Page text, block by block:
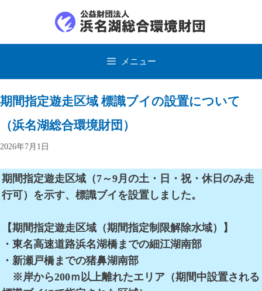
ッ
メニュー
期間指定遊走区域 標識ブイの設置について
（浜名湖総合環境財団）
2026年7月1日
期間指定遊走区域（7～9月の土・日・祝・休日のみ走
行可）を示す、標識ブイを設置しました。
【期間指定遊走区域（期間指定制限解除水域）】
・東名高速道路浜名湖橋までの細江湖南部
・新瀬戸橋までの猪鼻湖南部
※岸から200ｍ以上離れたエリア（期間中設置される